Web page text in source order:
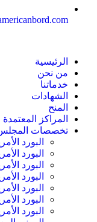
الرئيسية
من نحن
خدماتنا
الشهادات
المنح
المراكز المعتمدة
تخصصات المجلس
البورد
البورد
البورد
البورد
البورد
البورد
البورد